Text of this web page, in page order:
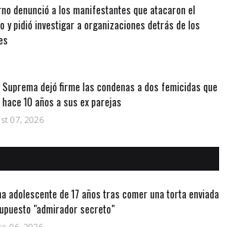
denunció a los manifestantes que atacaron el
y pidió investigar a organizaciones detrás de los
dejó firme las condenas a dos femicidas que
10 años a sus ex parejas
07, 2026
adolescente de 17 años tras comer una torta enviada
"admirador secreto"